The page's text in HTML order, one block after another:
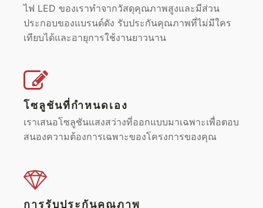
ไฟ LED ของเราทำจากวัสดุคุณภาพสูงและมีส่วน
ประกอบของแบรนด์ดัง รับประกันคุณภาพที่ไม่มีใคร
เทียบได้และอายุการใช้งานยาวนาน
โซลูชันที่กำหนดเอง
เราเสนอโซลูชันแสงสว่างที่ออกแบบมาเฉพาะเพื่อตอบ
สนองความต้องการเฉพาะของโครงการของคุณ
การรับประกันคุณภาพ